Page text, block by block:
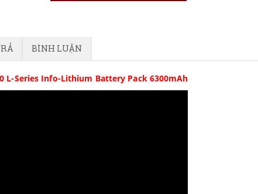
BÌNH LUẬN
L-Series Info-Lithium Battery Pack 6300mAh